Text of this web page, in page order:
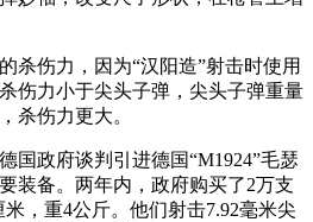
杀伤力，因为“汉阳造”射击时使用
伤力小于尖头子弹，尖头子弹重量
杀伤力更大。
国政府谈判引进德国“M1924”毛瑟
装备。两年内，政府购买了2万支
，重4公斤。他们射击7.92毫米尖